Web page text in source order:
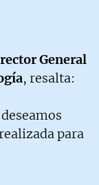
General
, resalta:
para